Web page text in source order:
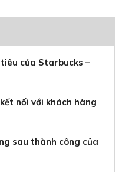
của Starbucks –
nối với khách hàng
sau thành công của